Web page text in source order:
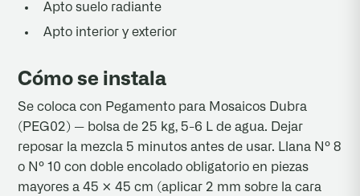
Apto suelo radiante
Apto interior y exterior
Cómo se instala
Se coloca con Pegamento para Mosaicos Dubra
(PEG02) — bolsa de 25 kg, 5-6 L de agua. Dejar
reposar la mezcla 5 minutos antes de usar. Llana Nº 8
o Nº 10 con doble encolado obligatorio en piezas
mayores a 45 × 45 cm (aplicar 2 mm sobre la cara